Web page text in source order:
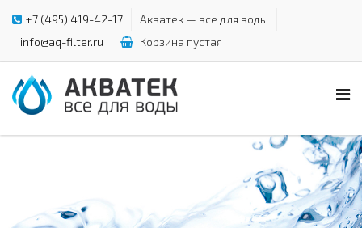
+7 (495) 419-42-17
Акватек — все для воды
info@aq-filter.ru
Корзина пустая